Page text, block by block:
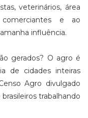
veterinários, área
e ao
influência.
gerados? O agro é
de cidades inteiras
Agro divulgado
trabalhando